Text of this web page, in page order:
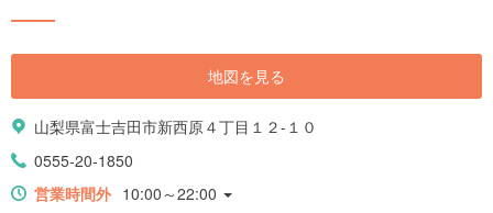
地図を見る
山梨県富士吉田市新西原４丁目１２-１０
0555-20-1850
営業時間外 10:00～22:00